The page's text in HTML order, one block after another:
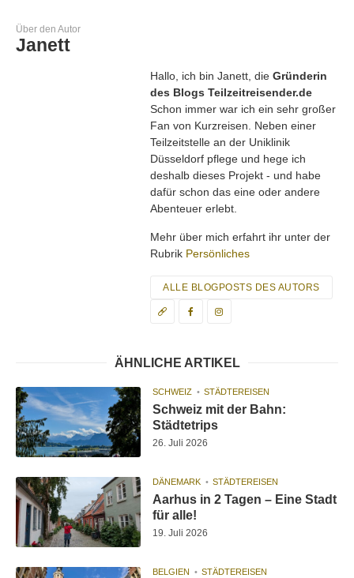
Crowne Plaza Hannover – Mein Zimmer.
Das Frühstück ist der absolute Hammer und auch für externe
Gäste buchbar. Ich habe gut geschlafen und kann auch die
Cocktails in der Bar nur empfehlen ;). Ein Blick auf die
Arrangements lohnt sich, so gibt es ein Angebot “Hannover per
Rad erleben” mit Eintrittskarte für die Herrenhäuser,
Übernachtung, Brotzeit und vielen Tipps für 84 Euro pro Person
Über den Autor
Janett
Hallo, ich bin Janett, die Gründerin
des Blogs Teilzeitreisender.de
Schon immer war ich ein sehr großer
Fan von Kurzreisen. Neben einer
Teilzeitstelle an der Uniklinik
Düsseldorf pflege und hege ich
deshalb dieses Projekt - und habe
dafür schon das eine oder andere
Abenteuer erlebt.
Mehr über mich erfahrt ihr unter der
Rubrik Persönliches
ALLE BLOGPOSTS DES AUTORS
ÄHNLICHE ARTIKEL
SCHWEIZ STÄDTEREISEN
Schweiz mit der Bahn:
Städtetrips
26. Juli 2026
DÄNEMARK STÄDTEREISEN
Aarhus in 2 Tagen – Eine Stadt
für alle!
19. Juli 2026
BELGIEN STÄDTEREISEN